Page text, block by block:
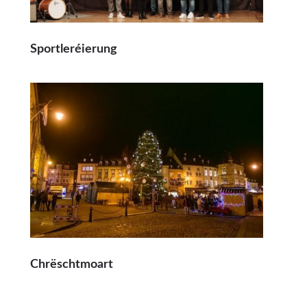
Sportleréierung
Chrëschtmoart